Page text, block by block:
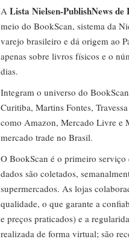
A Lista Nielsen-PublishNews
meio do BookScan, sistema da
varejo brasileiro e dá origem ao
apenas sobre livros físicos e o
dias.
Integram o universo do
Curitiba, Martins Fontes,
como Amazon, Mercado Livre e
mercado trade no Brasil.
O BookScan é o primeiro
dados são coletados,
supermercados. As lojas
qualidade, o que garante a
e preços praticados) e a
realizada de forma virtual; são